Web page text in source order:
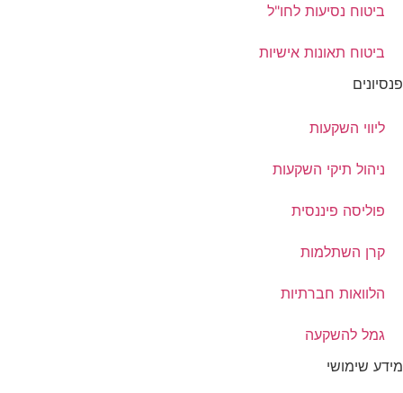
ביטוח נסיעות לחו"ל
ביטוח תאונות אישיות
פנסיונים
ליווי השקעות
ניהול תיקי השקעות
פוליסה פיננסית
קרן השתלמות
הלוואות חברתיות
גמל להשקעה
מידע שימושי